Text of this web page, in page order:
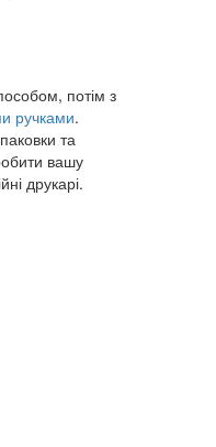
потім з
ручками.
та
вашу
друкарі.